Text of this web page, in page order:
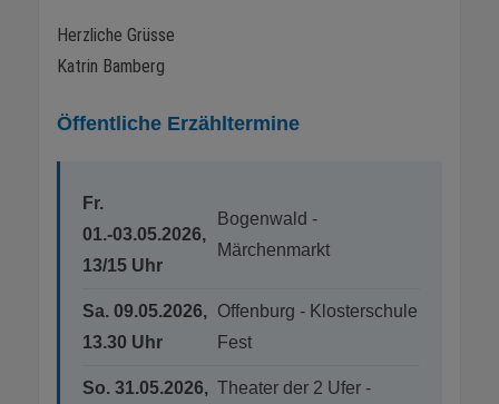
Herzliche Grüsse
Katrin Bamberg
Öffentliche Erzähltermine
Fr.
01.-03.05.2026,
13/15 Uhr
Bogenwald -
Märchenmarkt
Sa. 09.05.2026,
13.30 Uhr
Offenburg - Klosterschule
Fest
So. 31.05.2026, Theater der 2 Ufer -